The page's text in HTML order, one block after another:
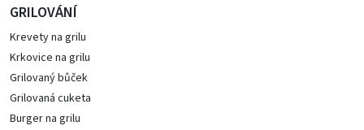
GRILOVÁNÍ
Krevety na grilu
Krkovice na grilu
Grilovaný bůček
Grilovaná cuketa
Burger na grilu